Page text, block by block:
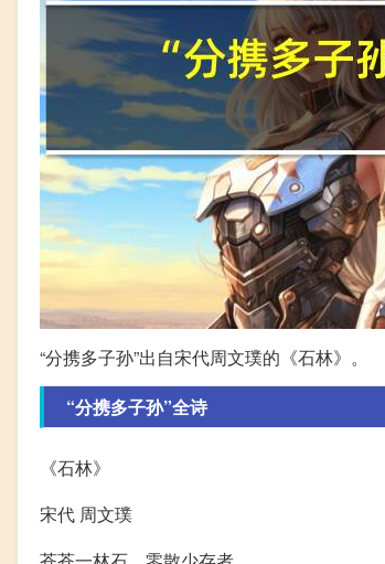
“分携多子孙”出自宋代周文璞的《石林》。
“分携多子孙”全诗
《石林》
宋代 周文璞